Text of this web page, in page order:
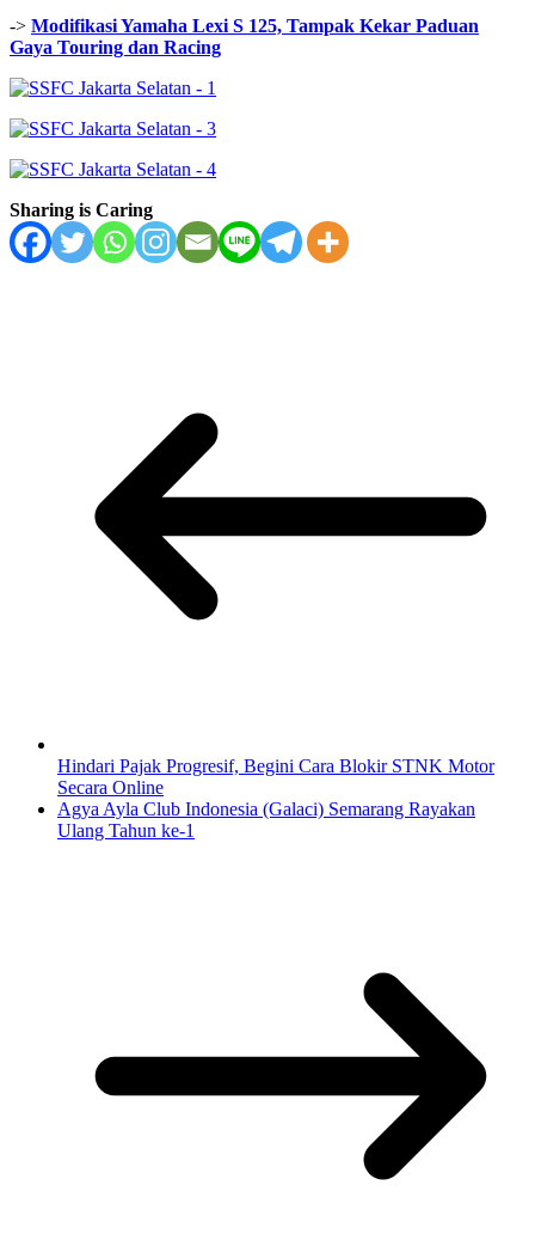
-> Modifikasi Yamaha Lexi S 125, Tampak Kekar Paduan
Gaya Touring dan Racing
Sharing is Caring
Hindari Pajak Progresif, Begini Cara Blokir STNK Motor
Secara Online
Agya Ayla Club Indonesia (Galaci) Semarang Rayakan
Ulang Tahun ke-1